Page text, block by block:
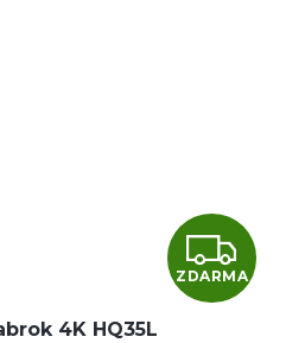
Z
D
ZDARMA
4K HQ35L